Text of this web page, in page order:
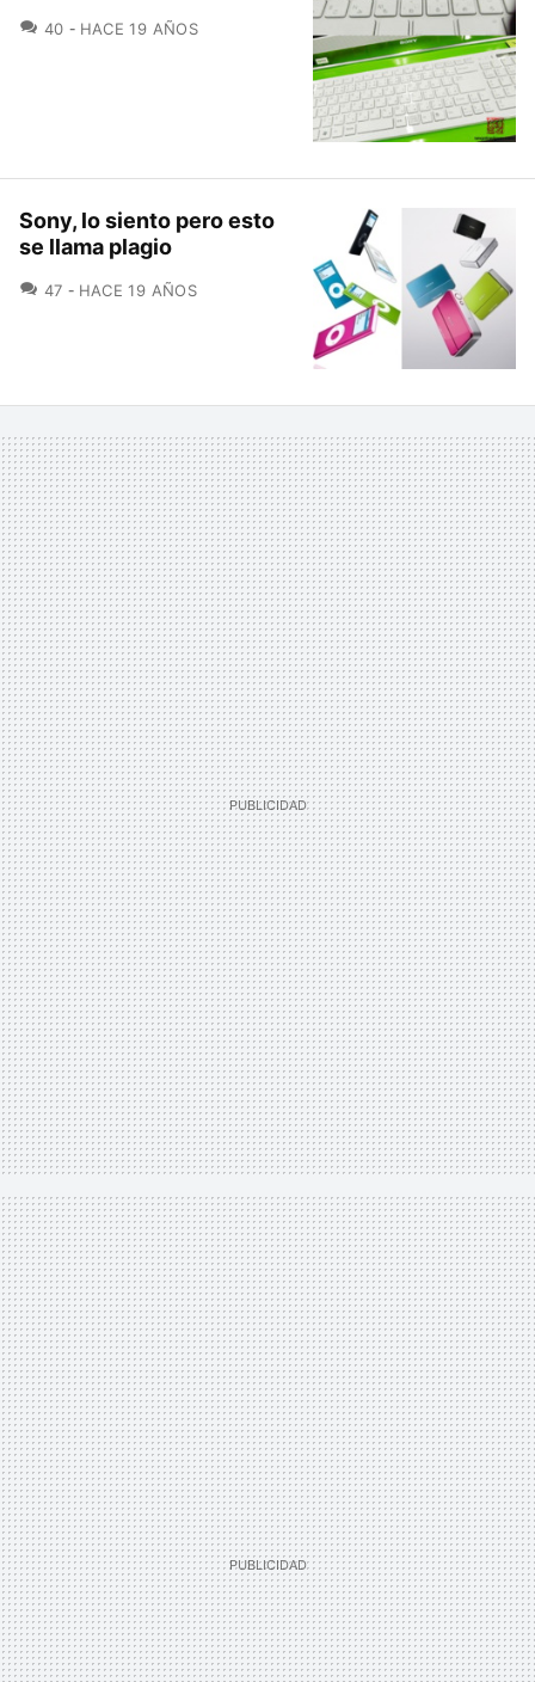
40 COMENTARIOS
HACE 19 AÑOS
Sony, lo siento pero esto
se llama plagio
47 COMENTARIOS
HACE 19 AÑOS